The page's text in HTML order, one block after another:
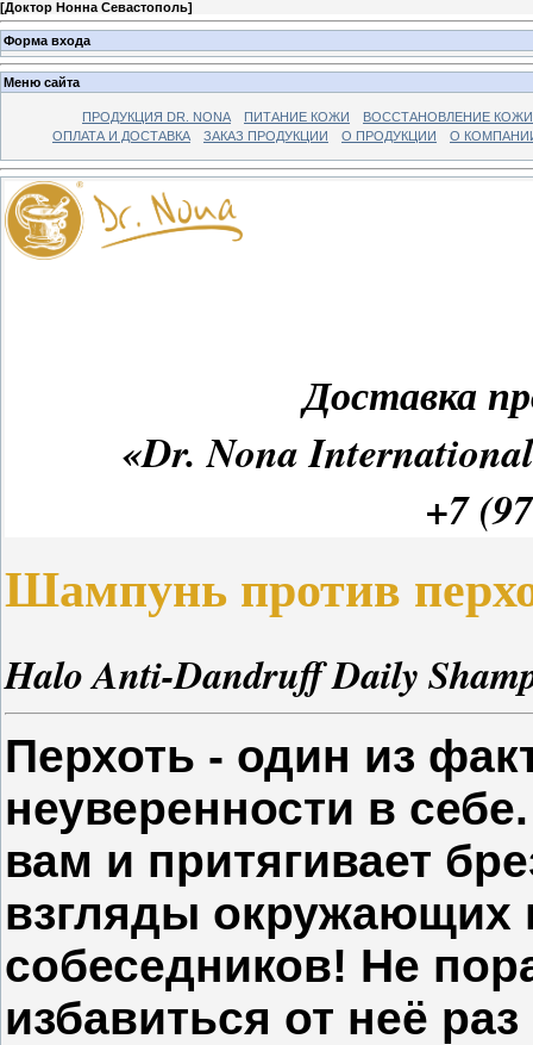
[Доктор Нонна Севастополь]
Форма входа
Меню сайта
ПРОДУКЦИЯ DR. NONA ПИТАНИЕ КОЖИ
ВОССТАНОВЛЕНИЕ КОЖИ
ОПЛАТА И ДОСТАВКА
ЗАКАЗ ПРОДУКЦИИ О ПРОДУКЦИИ О
Доставка
«Dr. Nona
+7
Шампунь против
Halo Anti-Dandruff Daily
Перхоть - один из
неуверенности в
вам и притягивает
взгляды окружающих
собеседников! Не
избавиться от неё